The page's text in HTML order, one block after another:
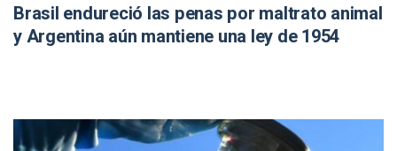
Brasil endureció las penas por maltrato animal
y Argentina aún mantiene una ley de 1954